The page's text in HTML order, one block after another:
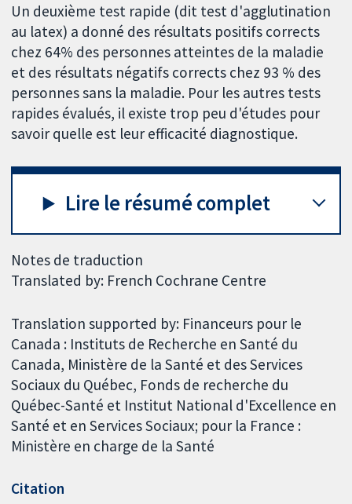
Un deuxième test rapide (dit test d'agglutination
au latex) a donné des résultats positifs corrects
chez 64% des personnes atteintes de la maladie
et des résultats négatifs corrects chez 93 % des
personnes sans la maladie. Pour les autres tests
rapides évalués, il existe trop peu d'études pour
savoir quelle est leur efficacité diagnostique.
Lire le résumé complet
Notes de traduction
Translated by: French Cochrane Centre
Translation supported by: Financeurs pour le
Canada : Instituts de Recherche en Santé du
Canada, Ministère de la Santé et des Services
Sociaux du Québec, Fonds de recherche du
Québec-Santé et Institut National d'Excellence en
Santé et en Services Sociaux; pour la France :
Ministère en charge de la Santé
Citation